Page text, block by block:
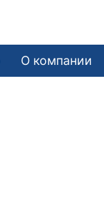
О компании